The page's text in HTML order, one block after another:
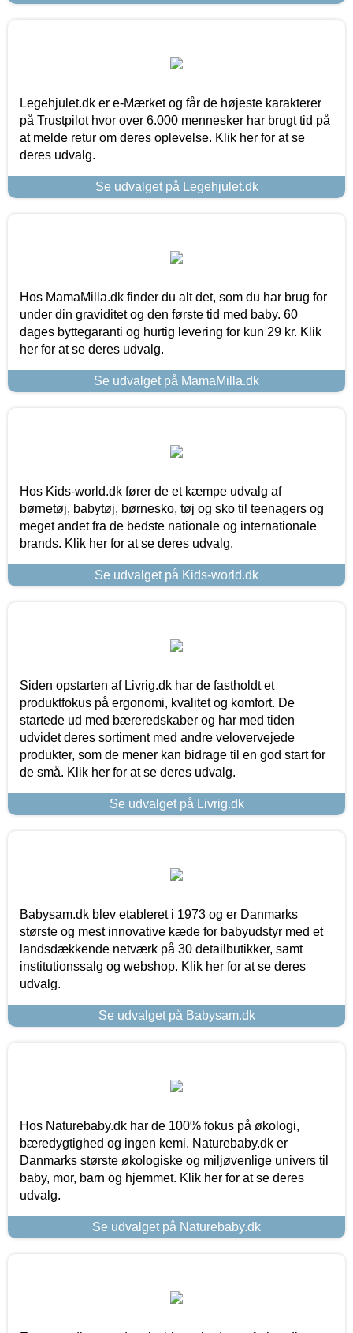
Legehjulet.dk er e-Mærket og får de højeste karakterer
på Trustpilot hvor over 6.000 mennesker har brugt tid på
at melde retur om deres oplevelse. Klik her for at se
deres udvalg.
Se udvalget på Legehjulet.dk
Hos MamaMilla.dk finder du alt det, som du har brug for
under din graviditet og den første tid med baby. 60
dages byttegaranti og hurtig levering for kun 29 kr. Klik
her for at se deres udvalg.
Se udvalget på MamaMilla.dk
Hos Kids-world.dk fører de et kæmpe udvalg af
børnetøj, babytøj, børnesko, tøj og sko til teenagers og
meget andet fra de bedste nationale og internationale
brands. Klik her for at se deres udvalg.
Se udvalget på Kids-world.dk
Siden opstarten af Livrig.dk har de fastholdt et
produktfokus på ergonomi, kvalitet og komfort. De
startede ud med bæreredskaber og har med tiden
udvidet deres sortiment med andre velovervejede
produkter, som de mener kan bidrage til en god start for
de små. Klik her for at se deres udvalg.
Se udvalget på Livrig.dk
Babysam.dk blev etableret i 1973 og er Danmarks
største og mest innovative kæde for babyudstyr med et
landsdækkende netværk på 30 detailbutikker, samt
institutionssalg og webshop. Klik her for at se deres
udvalg.
Se udvalget på Babysam.dk
Hos Naturebaby.dk har de 100% fokus på økologi,
bæredygtighed og ingen kemi. Naturebaby.dk er
Danmarks største økologiske og miljøvenlige univers til
baby, mor, barn og hjemmet. Klik her for at se deres
udvalg.
Se udvalget på Naturebaby.dk